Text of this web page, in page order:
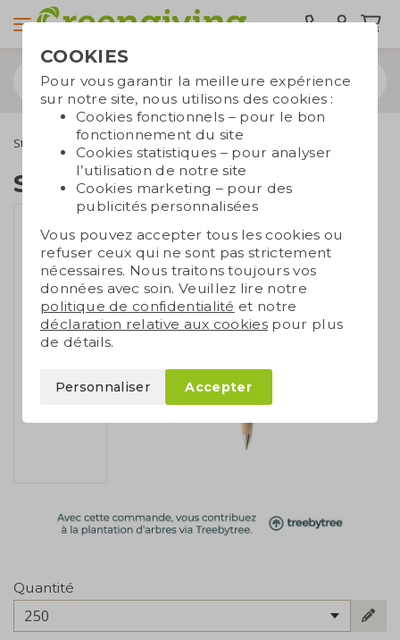
Stylos Stylos en bois Stylo en bois durable
Stylo en bois durable
Quantité
250
COOKIES
Pour vous garantir la meilleure expérience
sur notre site, nous utilisons des cookies :
Cookies fonctionnels – pour le bon
fonctionnement du site
Cookies statistiques – pour analyser
l’utilisation de notre site
Cookies marketing – pour des
publicités personnalisées
Vous pouvez accepter tous les cookies ou
refuser ceux qui ne sont pas strictement
nécessaires. Nous traitons toujours vos
données avec soin. Veuillez lire notre
politique de confidentialité et notre
déclaration relative aux cookies pour plus
de détails.
Personnaliser Accepter